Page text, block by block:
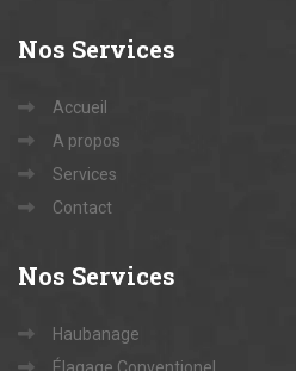
Nos Services
Accueil
A propos
Services
Contact
Nos Services
Haubanage